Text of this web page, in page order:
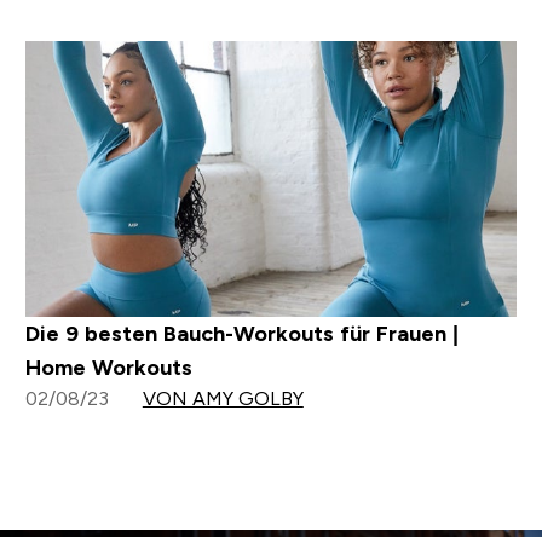
Die 9 besten Bauch-Workouts für Frauen |
Home Workouts
02/08/23 VON AMY GOLBY